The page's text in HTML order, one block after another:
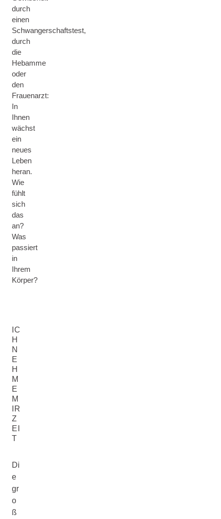
durch
einen
Schwangerschaftstest,
durch
die
Hebamme
oder
den
Frauenarzt:
In
Ihnen
wächst
ein
neues
Leben
heran.
Wie
fühlt
sich
das
an?
Was
passiert
in
Ihrem
Körper?
IC
H
N
E
H
M
E
M
IR
Z
EI
T
Di
e
gr
o
ß